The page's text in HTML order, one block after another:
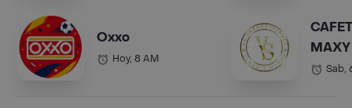
Oxxo
Hoy, 8 AM
COL.).
Sab,